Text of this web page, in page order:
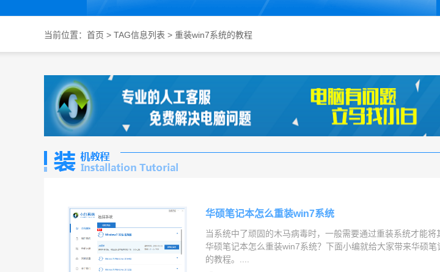
当前位置： 首页 > TAG信息列表 > 重装win7系统的教程
华硕笔记本怎么重装win7系统
当系统中了顽固的木马病毒时，一般需要通过重装系统才能将
华硕笔记本怎么重装win7系统？下面小编就给大家带来华硕
的教程。....